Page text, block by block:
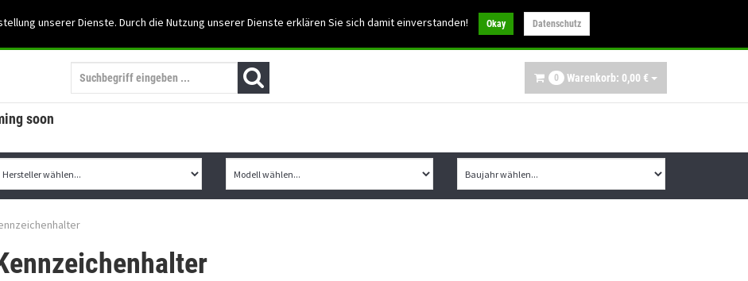
unserer Dienste. Durch die Nutzung unserer Dienste erklären Sie sich damit einverstanden! Okay Datenschutz
Mein Konto Support: 03501-5719730 info@ibex-parts.de
0 Warenkorb: 0,00 €
soon